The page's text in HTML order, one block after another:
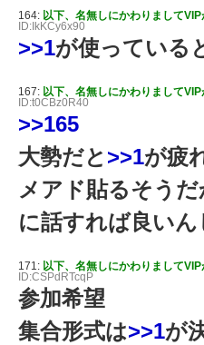
164: 以下、名無しにかわりまして
ID:IkKCy6x90
>>1が使っている
167: 以下、名無しにかわりまして
ID:t0CBz0R40
>>165
大勢だと >>1が疲
メアド貼るそう
に話すれば良い
171: 以下、名無しにかわりまして
ID:CSPdRTcqP
参加希望
集合形式は>>1が